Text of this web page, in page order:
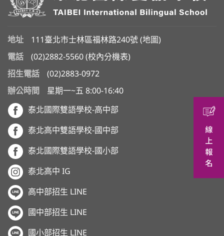
地址 111臺北市士林區福林路240號 (地圖 )
電話
(02)2882-5560 (校內分機表)
招生電話
(02)2883-0972
辦公時間
星期一~五 8:00-16:40
泰北國際雙語學校-高中部
泰北高中雙語學校-國中部
泰北國際雙語學校-國小部
泰北高中 IG
高中部招生 LINE
國中部招生 LINE
國小部招生 LINE